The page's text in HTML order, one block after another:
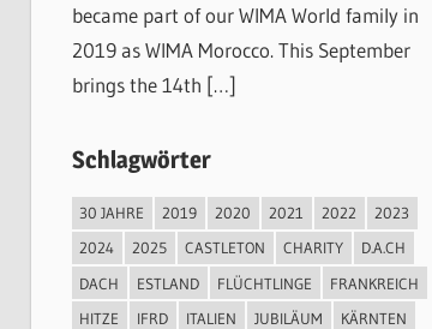
became part of our WIMA World family in
2019 as WIMA Morocco. This September
brings the 14th […]
Schlagwörter
30 JAHRE 2019 2020 2021 2022
2023
2024
2025 CASTLETON CHARITY
D.A.CH
DACH
ESTLAND FLÜCHTLINGE
FRANKREICH
HITZE
IFRD ITALIEN JUBILÄUM
KÄRNTEN